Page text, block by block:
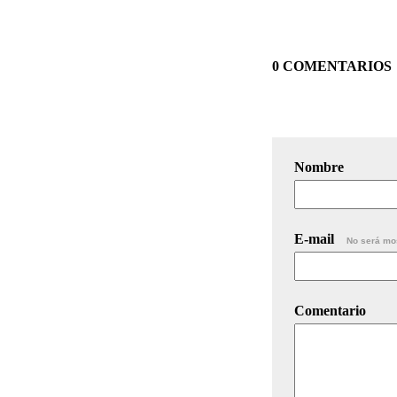
0 COMENTARIOS
Nombre
E-mail No será
Comentario